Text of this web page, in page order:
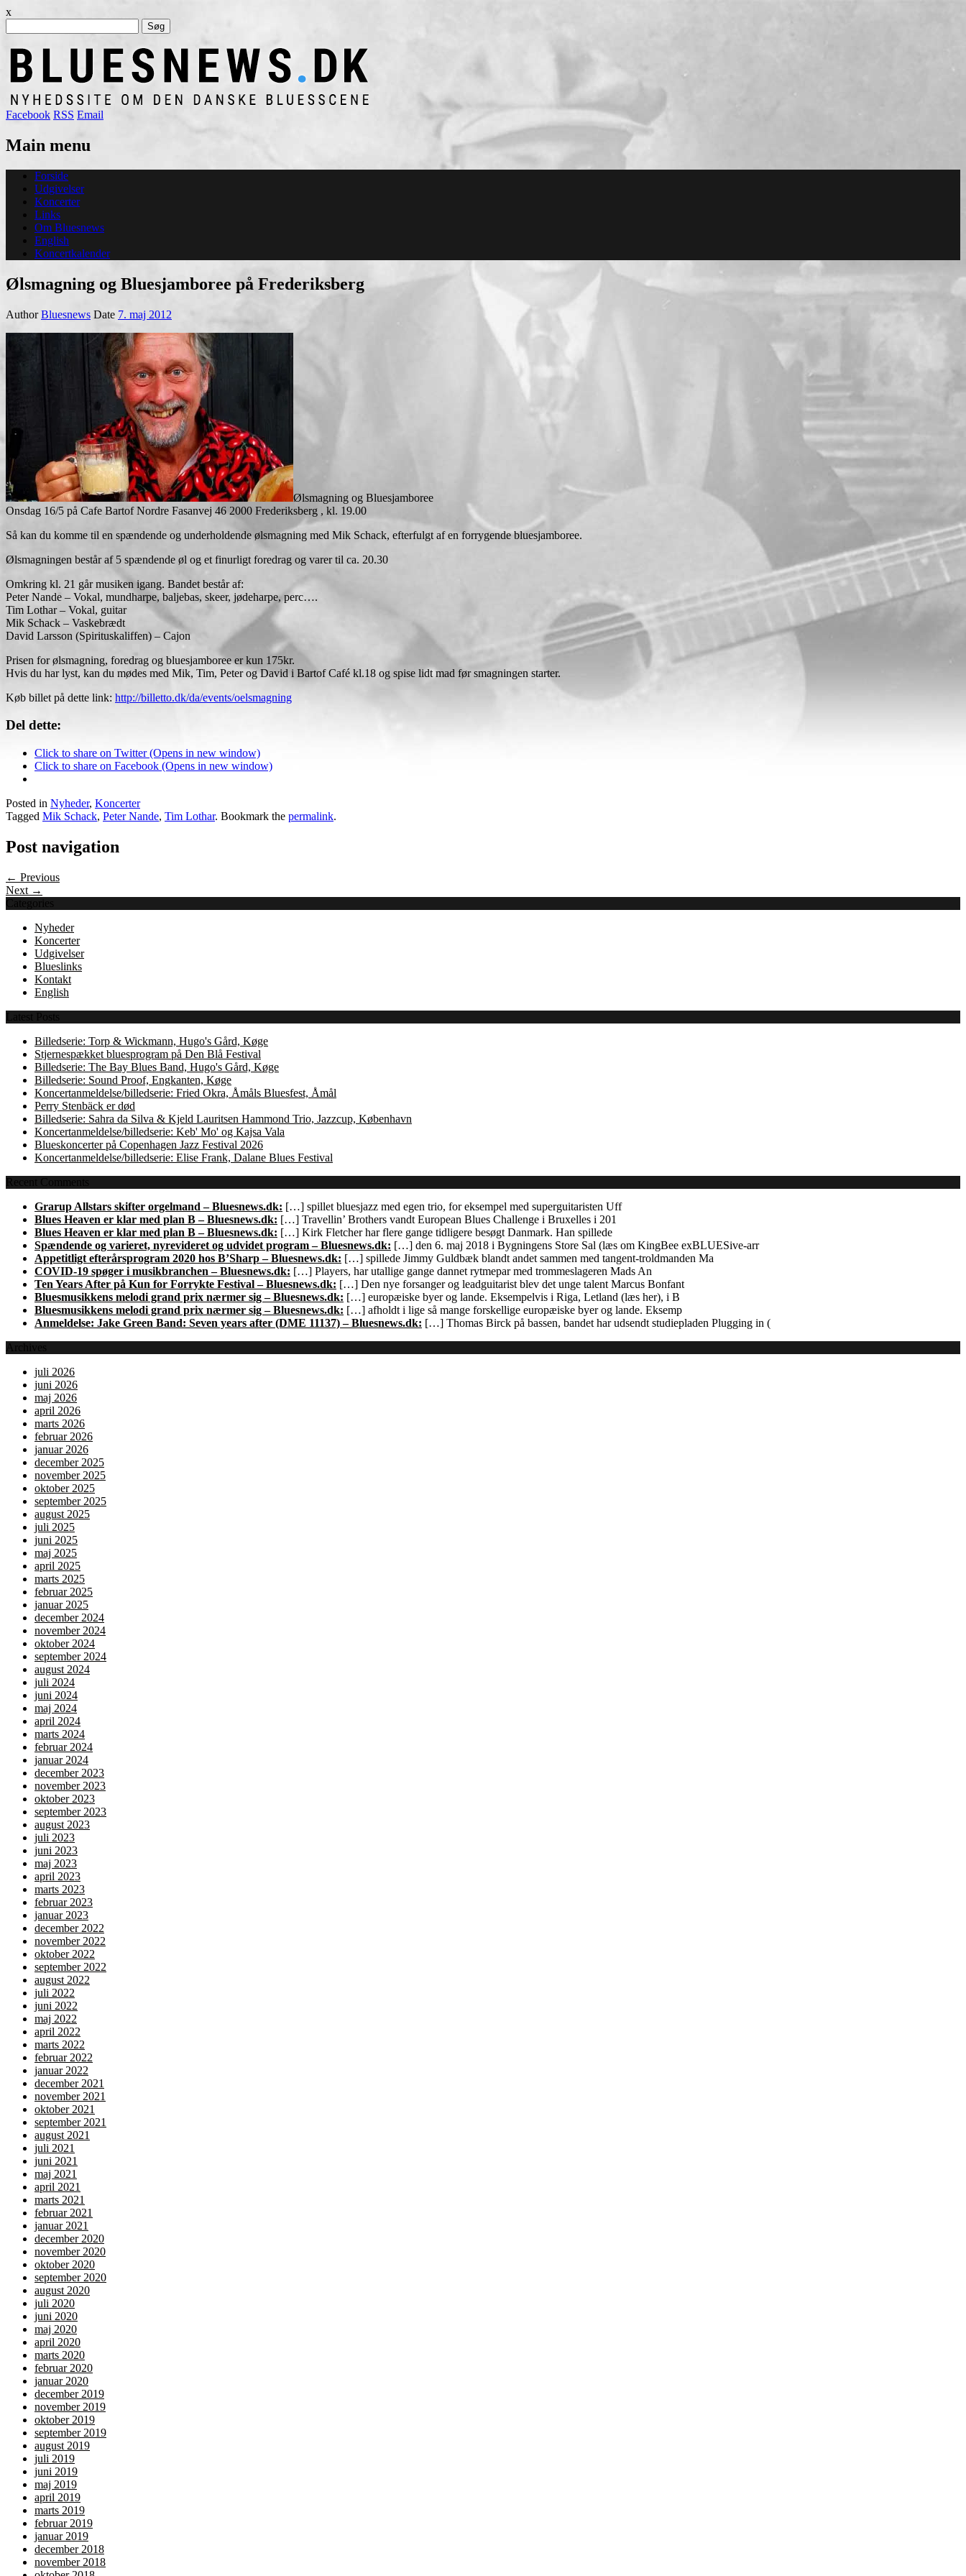
x
efter:
Facebook RSS Email
Main menu
Skip
content
Forside
Udgivelser
Koncerter
Links
Om Bluesnews
English
Koncertkalender
Ølsmagning og Bluesjamboree på Frederiksberg
AuthorBluesnews Date 7. maj 2012
Ølsmagning og Bluesjamboree
Onsdag 16/5 på Cafe Bartof Nordre Fasanvej 46 2000 Frederiksberg , kl. 19.00
Så kan du komme til en spændende og underholdende ølsmagning med Mik Schack, efterfulgt af en forrygende bluesjamboree.
Ølsmagningen består af 5 spændende øl og et finurligt foredrag og varer til ca. 20.30
Omkring kl. 21 går musiken igang. Bandet består af:
Peter Nande – Vokal, mundharpe, baljebas, skeer, jødeharpe, perc….
Tim Lothar – Vokal, guitar
Mik Schack – Vaskebrædt
David Larsson (Spirituskaliffen) – Cajon
Prisen for ølsmagning, foredrag og bluesjamboree er kun 175kr.
Hvis du har lyst, kan du mødes med Mik, Tim, Peter og David i Bartof Café kl.18 og spise lidt mad før smagningen starter.
Køb billet på dette link: http://billetto.dk/da/events/oelsmagning
Del dette:
Click to share on Twitter (Opens in new window)
Click to share on Facebook (Opens in new window)
Posted in Nyheder, Koncerter
Tagged Mik Schack, Peter Nande, Tim Lothar. Bookmark the permalink.
Post navigation
← Previous
Next →
Categories
Nyheder
Koncerter
Udgivelser
Blueslinks
Kontakt
English
Latest Posts
Billedserie: Torp & Wickmann, Hugo's Gård, Køge
Stjernespækket bluesprogram på Den Blå Festival
Billedserie: The Bay Blues Band, Hugo's Gård, Køge
Billedserie: Sound Proof, Engkanten, Køge
Koncertanmeldelse/billedserie: Fried Okra, Åmåls Bluesfest, Åmål
Perry Stenbäck er død
Billedserie: Sahra da Silva & Kjeld Lauritsen Hammond Trio, Jazzcup, København
Koncertanmeldelse/billedserie: Keb' Mo' og Kajsa Vala
Blueskoncerter på Copenhagen Jazz Festival 2026
Koncertanmeldelse/billedserie: Elise Frank, Dalane Blues Festival
Recent Comments
Grarup Allstars skifter orgelmand – Bluesnews.dk: […] spillet bluesjazz med egen trio, for eksempel med superguitaristen Uff
Blues Heaven er klar med plan B – Bluesnews.dk: […] Travellin’ Brothers vandt European Blues Challenge i Bruxelles i 201
Blues Heaven er klar med plan B – Bluesnews.dk: […] Kirk Fletcher har flere gange tidligere besøgt Danmark. Han spillede
Spændende og varieret, nyrevideret og udvidet program – Bluesnews.dk: […] den 6. maj 2018 i Bygningens Store Sal (læs om KingBee exBLUESive-arr
Appetitligt efterårsprogram 2020 hos B’Sharp – Bluesnews.dk: […] spillede Jimmy Guldbæk blandt andet sammen med tangent-troldmanden Ma
COVID-19 spøger i musikbranchen – Bluesnews.dk: […] Players, har utallige gange dannet rytmepar med trommeslageren Mads An
Ten Years After på Kun for Forrykte Festival – Bluesnews.dk: […] Den nye forsanger og leadguitarist blev det unge talent Marcus Bonfant
Bluesmusikkens melodi grand prix nærmer sig – Bluesnews.dk: […] europæiske byer og lande. Eksempelvis i Riga, Letland (læs her), i B
Bluesmusikkens melodi grand prix nærmer sig – Bluesnews.dk: […] afholdt i lige så mange forskellige europæiske byer og lande. Eksemp
Anmeldelse: Jake Green Band: Seven years after (DME 11137) – Bluesnews.dk: […] Thomas Birck på bassen, bandet har udsendt studiepladen Plugging in (
Archives
juli 2026
juni 2026
maj 2026
april 2026
marts 2026
februar 2026
januar 2026
december 2025
november 2025
oktober 2025
september 2025
august 2025
juli 2025
juni 2025
maj 2025
april 2025
marts 2025
februar 2025
januar 2025
december 2024
november 2024
oktober 2024
september 2024
august 2024
juli 2024
juni 2024
maj 2024
april 2024
marts 2024
februar 2024
januar 2024
december 2023
november 2023
oktober 2023
september 2023
august 2023
juli 2023
juni 2023
maj 2023
april 2023
marts 2023
februar 2023
januar 2023
december 2022
november 2022
oktober 2022
september 2022
august 2022
juli 2022
juni 2022
maj 2022
april 2022
marts 2022
februar 2022
januar 2022
december 2021
november 2021
oktober 2021
september 2021
august 2021
juli 2021
juni 2021
maj 2021
april 2021
marts 2021
februar 2021
januar 2021
december 2020
november 2020
oktober 2020
september 2020
august 2020
juli 2020
juni 2020
maj 2020
april 2020
marts 2020
februar 2020
januar 2020
december 2019
november 2019
oktober 2019
september 2019
august 2019
juli 2019
juni 2019
maj 2019
april 2019
marts 2019
februar 2019
januar 2019
december 2018
november 2018